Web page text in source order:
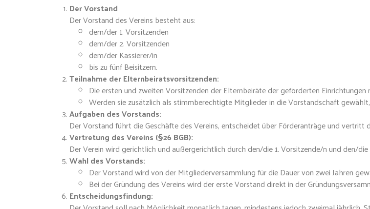
Der Vorstand
Der Vorstand des Vereins besteht aus:
dem/der 1. Vorsitzenden
dem/der 2. Vorsitzenden
dem/der Kassierer/in
bis zu fünf Beisitzern.
Teilnahme der Elternbeiratsvorsitzenden:
Die ersten und zweiten Vorsitzenden der Elternbeiräte der geförderten
Werden sie zusätzlich als stimmberechtigte Mitglieder in die Vorstandschaft
Aufgaben des Vorstands:
Der Vorstand führt die Geschäfte des Vereins, entscheidet über Förderanträge und vertritt
Vertretung des Vereins (§26 BGB):
Der Verein wird gerichtlich und außergerichtlich durch den/die 1. Vorsitzende/n und den/
Wahl des Vorstands:
Der Vorstand wird von der Mitgliederversammlung für die Dauer von zwei Jahren
Bei der Gründung des Vereins wird der erste Vorstand direkt in der
Entscheidungsfindung: